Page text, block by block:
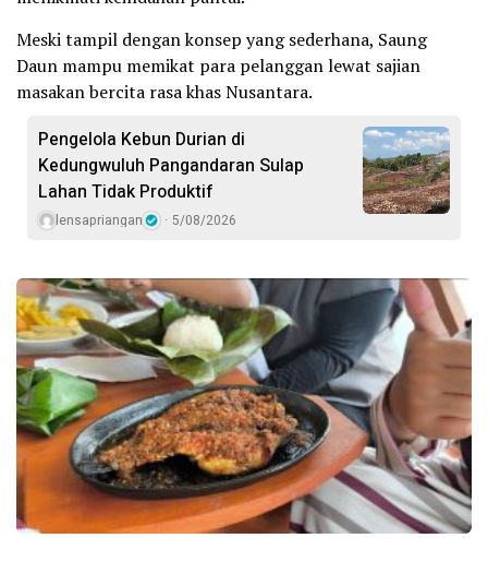
Meski tampil dengan konsep yang sederhana, Saung
Daun mampu memikat para pelanggan lewat sajian
masakan bercita rasa khas Nusantara.
Pengelola Kebun Durian di
Kedungwuluh Pangandaran Sulap
Lahan Tidak Produktif ‎
lensapriangan 5/08/2026